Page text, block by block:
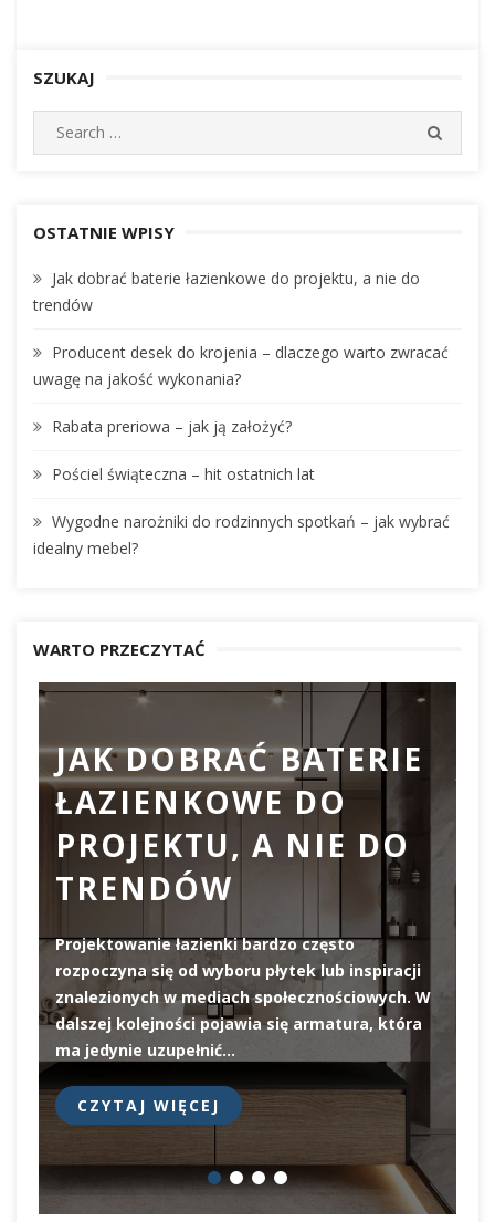
SZUKAJ
e
c
f
o
:
E
OSTATNIE WPISY
Jak dobrać baterie łazienkowe do projektu, a nie do
trendów
Producent desek do krojenia – dlaczego warto zwracać
uwagę na jakość wykonania?
Rabata preriowa – jak ją założyć?
Pościel świąteczna – hit ostatnich lat
Wygodne narożniki do rodzinnych spotkań – jak wybrać
idealny mebel?
WARTO PRZECZYTAĆ
JAK DOBRAĆ BATERIE
ŁAZIENKOWE DO
PROJEKTU, A NIE DO
TRENDÓW
Projektowanie łazienki bardzo często
rozpoczyna się od wyboru płytek lub inspiracji
znalezionych w mediach społecznościowych. W
dalszej kolejności pojawia się armatura, która
ma jedynie uzupełnić…
CZYTAJ WIĘCEJ